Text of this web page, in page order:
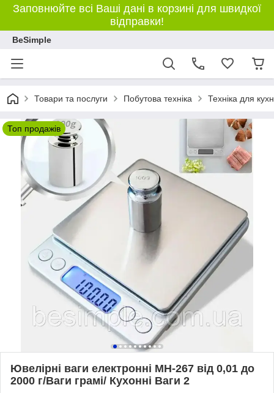
Заповнюйте всі Ваші дані в корзині для швидкої
відправки!
BeSimple
Товари та послуги Побутова техніка Техніка для
Топ продажів
Ювелірні ваги електронні MH-267 від 0,01 до
2000 г/Ваги грамі/ Кухонні Ваги 2